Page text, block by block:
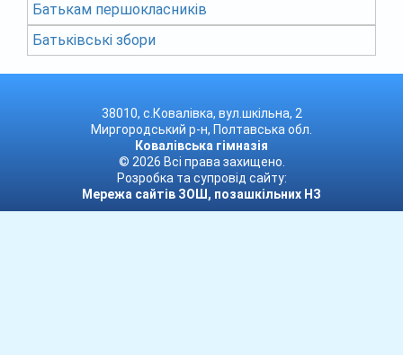
Батькам першокласників
Батьківські збори
38010, с.Ковалівка, вул.шкільна, 2
Миргородський р-н, Полтавська обл.
Ковалівська гімназія
© 2026 Всі права захищено.
Розробка та супровід сайту:
Мережа сайтів ЗОШ, позашкільних НЗ